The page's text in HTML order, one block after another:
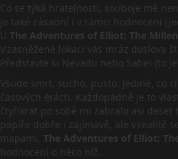
Co se týká hratelnosti, souboje mě
je také zásadní i v rámci hodnocení
U The Adventures of Elliot: The
V zasněžené lokaci vás mráz doslova
Představte si Nevadu nebo Sahel (to
Všude smrt, sucho, pusto. Jediné, co
časových érách. Každopádně je to
čtyřikrát po sobě mi zabralo asi
papíře dobře i zajímavě, ale v realitě
mapami, The Adventures of Elliot:
hodnocení o něco níž.